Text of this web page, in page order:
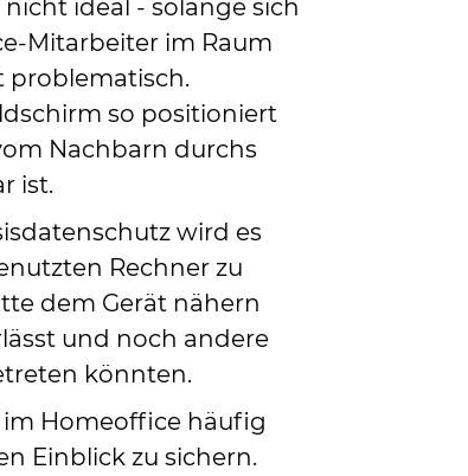
ideal - solange sich
Mitarbeiter im Raum
problematisch.
so positioniert
Nachbarn durchs
ist.
wird es
Rechner zu
dem Gerät nähern
und noch andere
könnten.
Homeoffice häufig
Einblick zu sichern.